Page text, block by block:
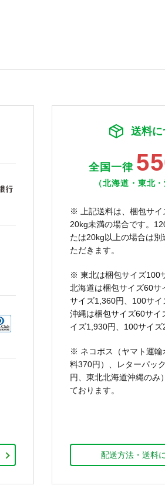
送料に
全国一律
（北海道・東北
※ 上記送料は、梱包サイ
20kg未満の場合です。
たは20kg以上の場合は
ただきます。
※ 東北は梱包サイズ100
北海道は梱包サイズ60サ
サイズ1,360円、100サイ
沖縄は梱包サイズ60サイ
イズ1,930円、100サイズ
※ ネコポス（ヤマト運輸
料370円）、レターパッ
円、東北北海道沖縄のみ
ております。
配送方法・送料